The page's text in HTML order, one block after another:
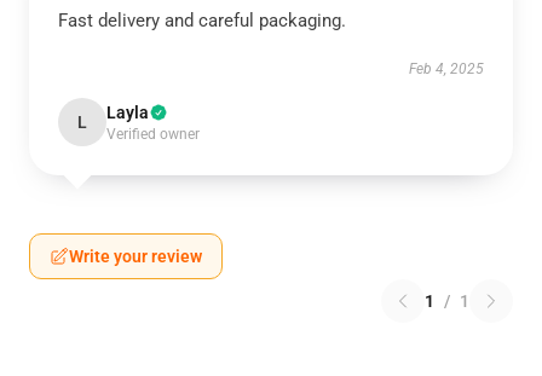
Fast delivery and careful packaging.
Feb 4, 2025
L Layla
Verified owner
Write your review
1 / 1